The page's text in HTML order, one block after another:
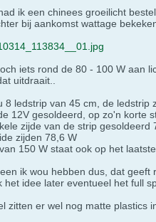
ik een chinees groeilicht
bij aankomst wattage
iets rond de 80 - 100 W aan
uitdraait..
8 ledstrip van 45 cm, de
12V gesoldeerd, op zo'n korte
zijde van de strip gesoldeerd
zijden 78,6 W
150 W staat ook op het laatste
ik wou hebben dus, dat geeft
het idee later eventueel het full
zitten er wel nog matte plastics